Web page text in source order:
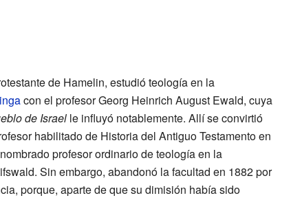
de Hamelin, estudió teología en la
con el profesor Georg Heinrich August Ewald, cuya
de Israelle influyó notablemente. Allí se convirtió
habilitado de Historia del Antiguo Testamento en
profesor ordinario de teología en la
Sin embargo, abandonó la facultad en 1882 por
porque, aparte de que su dimisión había sido